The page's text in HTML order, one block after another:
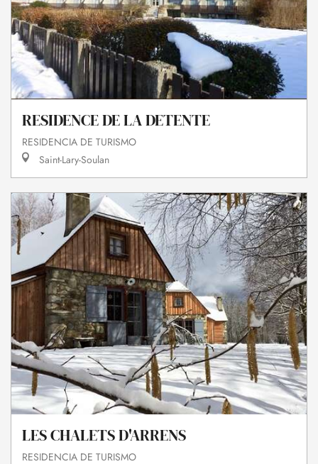
RESIDENCE DE LA DETENTE
RESIDENCIA DE TURISMO
Saint-Lary-Soulan
LES CHALETS D'ARRENS
RESIDENCIA DE TURISMO